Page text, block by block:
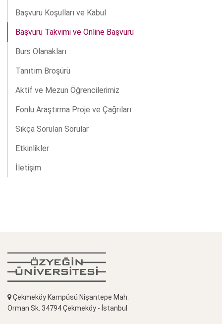
Başvuru Koşulları ve Kabul
Başvuru Takvimi ve Online Başvuru
Burs Olanakları
Tanıtım Broşürü
Aktif ve Mezun Öğrencilerimiz
Fonlu Araştırma Proje ve Çağrıları
Sıkça Sorulan Sorular
Etkinlikler
İletişim
Çekmeköy Kampüsü Nişantepe Mah.
Orman Sk. 34794 Çekmeköy - İstanbul